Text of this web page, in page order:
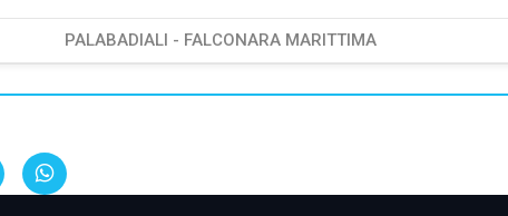
PALABADIALI - FALCONARA MARITTIMA